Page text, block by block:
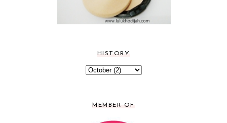
HISTORY
MEMBER OF